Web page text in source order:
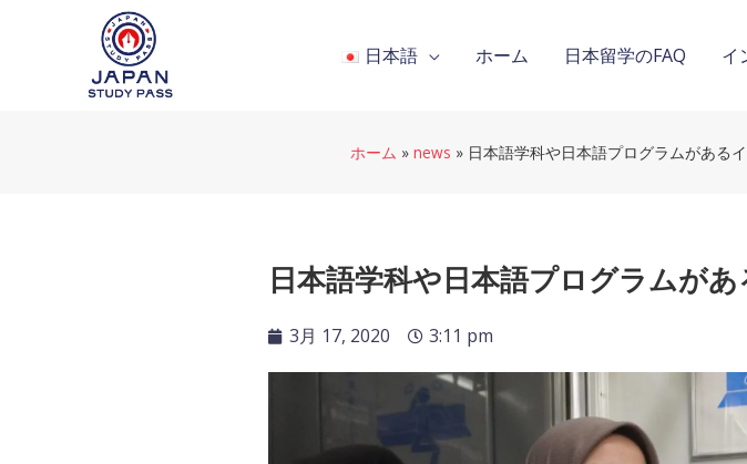
日本語 ホーム 日本留学のFAQ イ
ホーム » news » 日本語学科や日本語プログラムがある
日本語学科や日本語プログラムが
3月 17, 2020 3:11 pm